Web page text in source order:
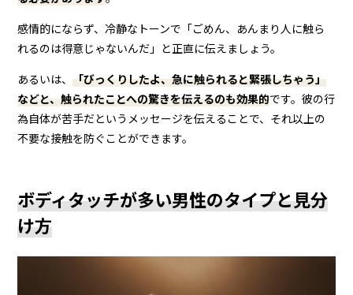
感情的にならず、冷静なトーンで「ごめん、あんまり人に触ら
れるのは得意じゃないんだ」と正直に伝えましょう。
あるいは、「びっくりしたよ、急に触られると緊張しちゃう」
などと、触られたことへの驚きを伝えるのも効果的です。彼の行
為自体が苦手だというメッセージを伝えることで、それ以上の
不要な接触を防ぐことができます。
ボディタッチが多い男性のタイプと見分
け方